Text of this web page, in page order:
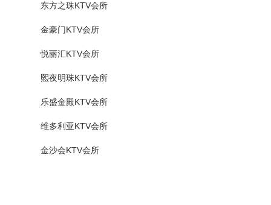
东方之珠KTV会所
金豪门KTV会所
悦丽汇KTV会所
熙夜明珠KTV会所
乐盛金殿KTV会所
维多利亚KTV会所
金沙会KTV会所